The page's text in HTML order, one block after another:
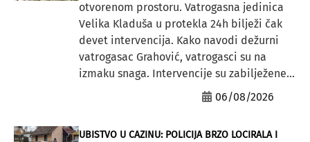
otvorenom prostoru. Vatrogasna jedinica
Velika Kladuša u protekla 24h bilježi čak
devet intervencija. Kako navodi dežurni
vatrogasac Grahović, vatrogasci su na
izmaku snaga. Intervencije su zabilježene...
06/08/2026
UBISTVO U CAZINU: POLICIJA BRZO LOCIRALA I